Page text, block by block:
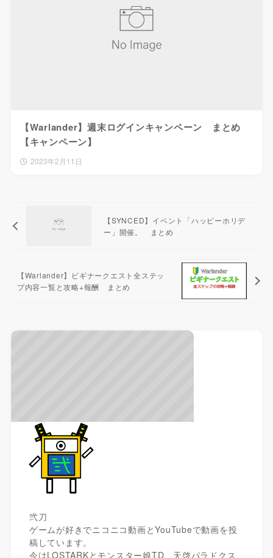
【Warlander】週末ログインキャンペーン まとめ
【キャンペーン】
2023年2月11日
【SYNCED】イベント「ハッピーホリデ
ー」開催。 まとめ
【Warlander】ビギナークエスト全ステッ
プ内容一覧と攻略+報酬 まとめ
弐刀
ゲームが好きでニコニコ動画とYouTubeで動画を投
稿しています。
今はLOSTARKとモンスター娘TD、天啓パラドクス